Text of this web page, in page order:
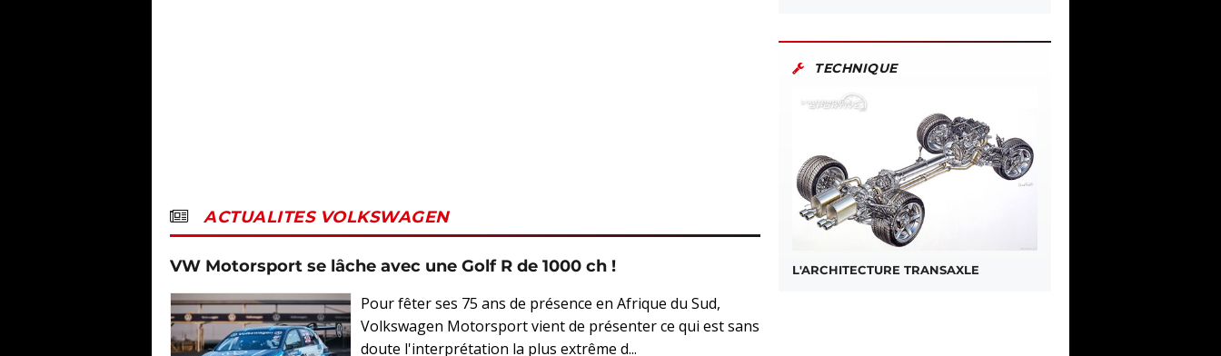
ACTUALITES VOLKSWAGEN
VW Motorsport se lâche avec une Golf R de 1000 ch !
Pour fêter ses 75 ans de présence en Afrique du Sud,
Volkswagen Motorsport vient de présenter ce qui est sans
doute l'interprétation la plus extrême d...
TECHNIQUE
L'ARCHITECTURE TRANSAXLE